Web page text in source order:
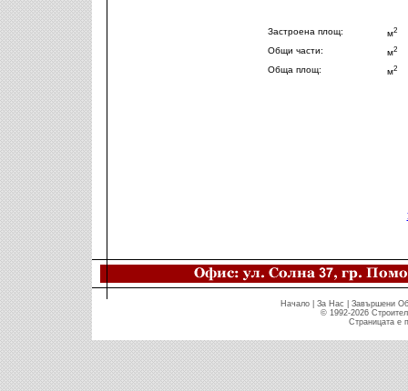
Застроена площ: м2
Общи части: м2
Обща площ: м2
Начало| За Нас
Завършени
© 1992-2026
Страницата е